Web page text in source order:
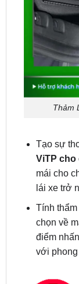
Thảm
Tạo sự
mái cho
lái xe trở
Tính
chọn về
điểm
với phong